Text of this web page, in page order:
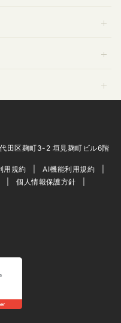
田区麹町3-2 垣見麹町ビル6階
用規約
AI機能利用規約
個人情報保護方針